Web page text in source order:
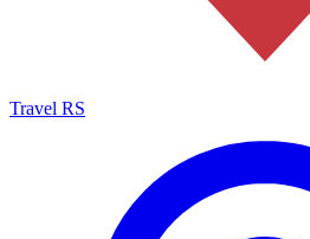
Travel RS